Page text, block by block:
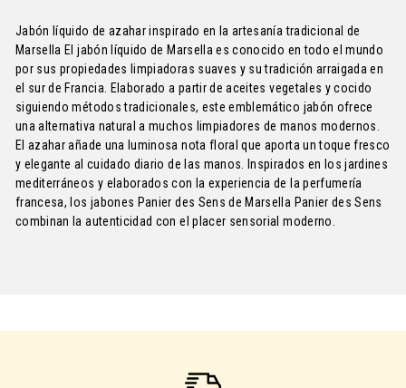
Jabón líquido de azahar inspirado en la artesanía tradicional de
Marsella El jabón líquido de Marsella es conocido en todo el mundo
por sus propiedades limpiadoras suaves y su tradición arraigada en
el sur de Francia. Elaborado a partir de aceites vegetales y cocido
siguiendo métodos tradicionales, este emblemático jabón ofrece
una alternativa natural a muchos limpiadores de manos modernos.
El azahar añade una luminosa nota floral que aporta un toque fresco
y elegante al cuidado diario de las manos. Inspirados en los jardines
mediterráneos y elaborados con la experiencia de la perfumería
francesa, los jabones Panier des Sens de Marsella Panier des Sens
combinan la autenticidad con el placer sensorial moderno.